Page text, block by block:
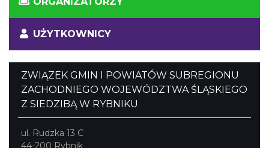
UŻYTKOWNICY
ZWIĄZEK GMIN I POWIATÓW SUBREGIONU
ZACHODNIEGO WOJEWÓDZTWA ŚLĄSKIEGO
Z SIEDZIBĄ W RYBNIKU
ul. Rudzka 13 C
44-200 Rybnik